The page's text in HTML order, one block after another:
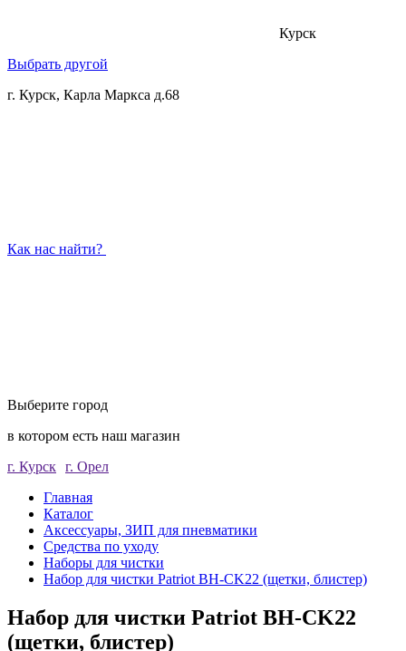
Курск
Выбрать другой
г. Курск, Карла Маркса д.68
Как нас найти?
Выберите город
в котором есть наш магазин
г. Курск г. Орел
Главная
Каталог
Аксессуары, ЗИП для пневматики
Средства по уходу
Наборы для чистки
Набор для чистки Patriot BH-CK22 (щетки, блистер)
Набор для чистки Patriot BH-CK22
(щетки, блистер)